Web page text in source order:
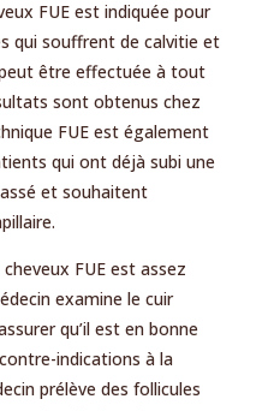
FUE est indiquée pour
qui souffrent de calvitie et
être effectuée à tout
sont obtenus chez
FUE est également
qui ont déjà subi une
et souhaitent
FUE est assez
examine le cuir
qu’il est en bonne
indications à la
prélève des follicules